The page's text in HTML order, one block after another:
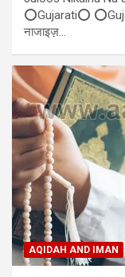
⭕Gujarati⭕
नाजाइज़…
AQIDAH AND IMAN